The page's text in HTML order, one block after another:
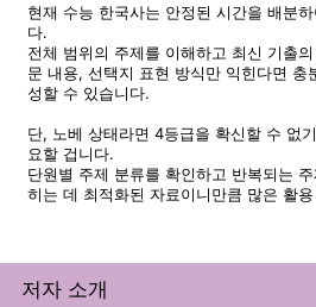
현재 수능 한국사는 안정된 시간을 배분
다.
전체 범위의 주제를 이해하고 최신 기출
문 내용, 선택지 표현 방식만 익힌다면 충
성할 수 있습니다.
단, 노베 상태라면 4등급을 확신할 수 없
요할 겁니다.
단원별 주제 분류를 확인하고 반복되는
히는 데 최적화된 자료이니만큼 많은 활
저자 소개